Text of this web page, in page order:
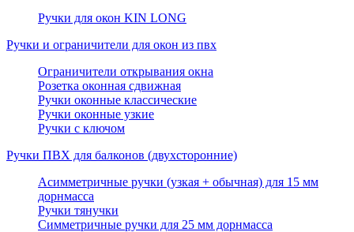
Ручки для окон KIN LONG
Ручки и ограничители для окон из пвх
Ограничители открывания окна
Розетка оконная сдвижная
Ручки оконные классические
Ручки оконные узкие
Ручки с ключом
Ручки ПВХ для балконов (двухсторонние)
Асимметричные ручки (узкая + обычная) для 15 мм
дорнмасса
Ручки тянучки
Симметричные ручки для 25 мм дорнмасса